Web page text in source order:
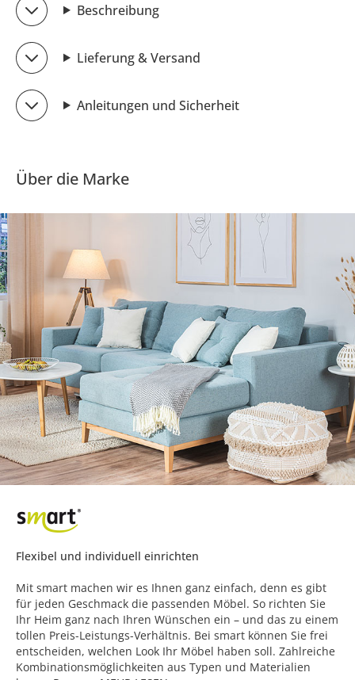
Beschreibung
Lieferung & Versand
Anleitungen und Sicherheit
Über die Marke
Flexibel und individuell einrichten
Mit smart machen wir es Ihnen ganz einfach, denn es gibt
für jeden Geschmack die passenden Möbel. So richten Sie
Ihr Heim ganz nach Ihren Wünschen ein – und das zu einem
tollen Preis-Leistungs-Verhältnis. Bei smart können Sie frei
entscheiden, welchen Look Ihr Möbel haben soll. Zahlreiche
Kombinationsmöglichkeiten aus Typen und Materialien